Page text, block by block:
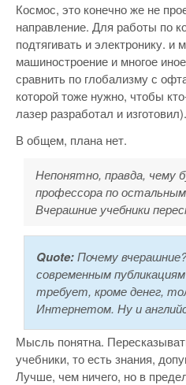
Космос, это конечно же не
направление. Для работы по
подтягивать и электронику. и
машиностроение и многое
сравнить по глобализму с
которой тоже нужно, чтобы
лазер разработал и изготовил).
В общем, плана нет.
Непонятно, правда, чему
профессора по
Вчерашние учебники
Quote:Почему
современным
требует, кроме денег,
Интернетом. Ну и
Мысль понятна.
учебники, то есть знания,
Лучше, чем ничего, но в